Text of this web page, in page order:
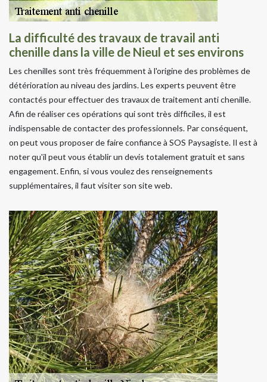
La difficulté des travaux de travail anti
chenille dans la ville de Nieul et ses environs
Les chenilles sont très fréquemment à l'origine des problèmes de
détérioration au niveau des jardins. Les experts peuvent être
contactés pour effectuer des travaux de traitement anti chenille.
Afin de réaliser ces opérations qui sont très difficiles, il est
indispensable de contacter des professionnels. Par conséquent,
on peut vous proposer de faire confiance à SOS Paysagiste. Il est à
noter qu'il peut vous établir un devis totalement gratuit et sans
engagement. Enfin, si vous voulez des renseignements
supplémentaires, il faut visiter son site web.